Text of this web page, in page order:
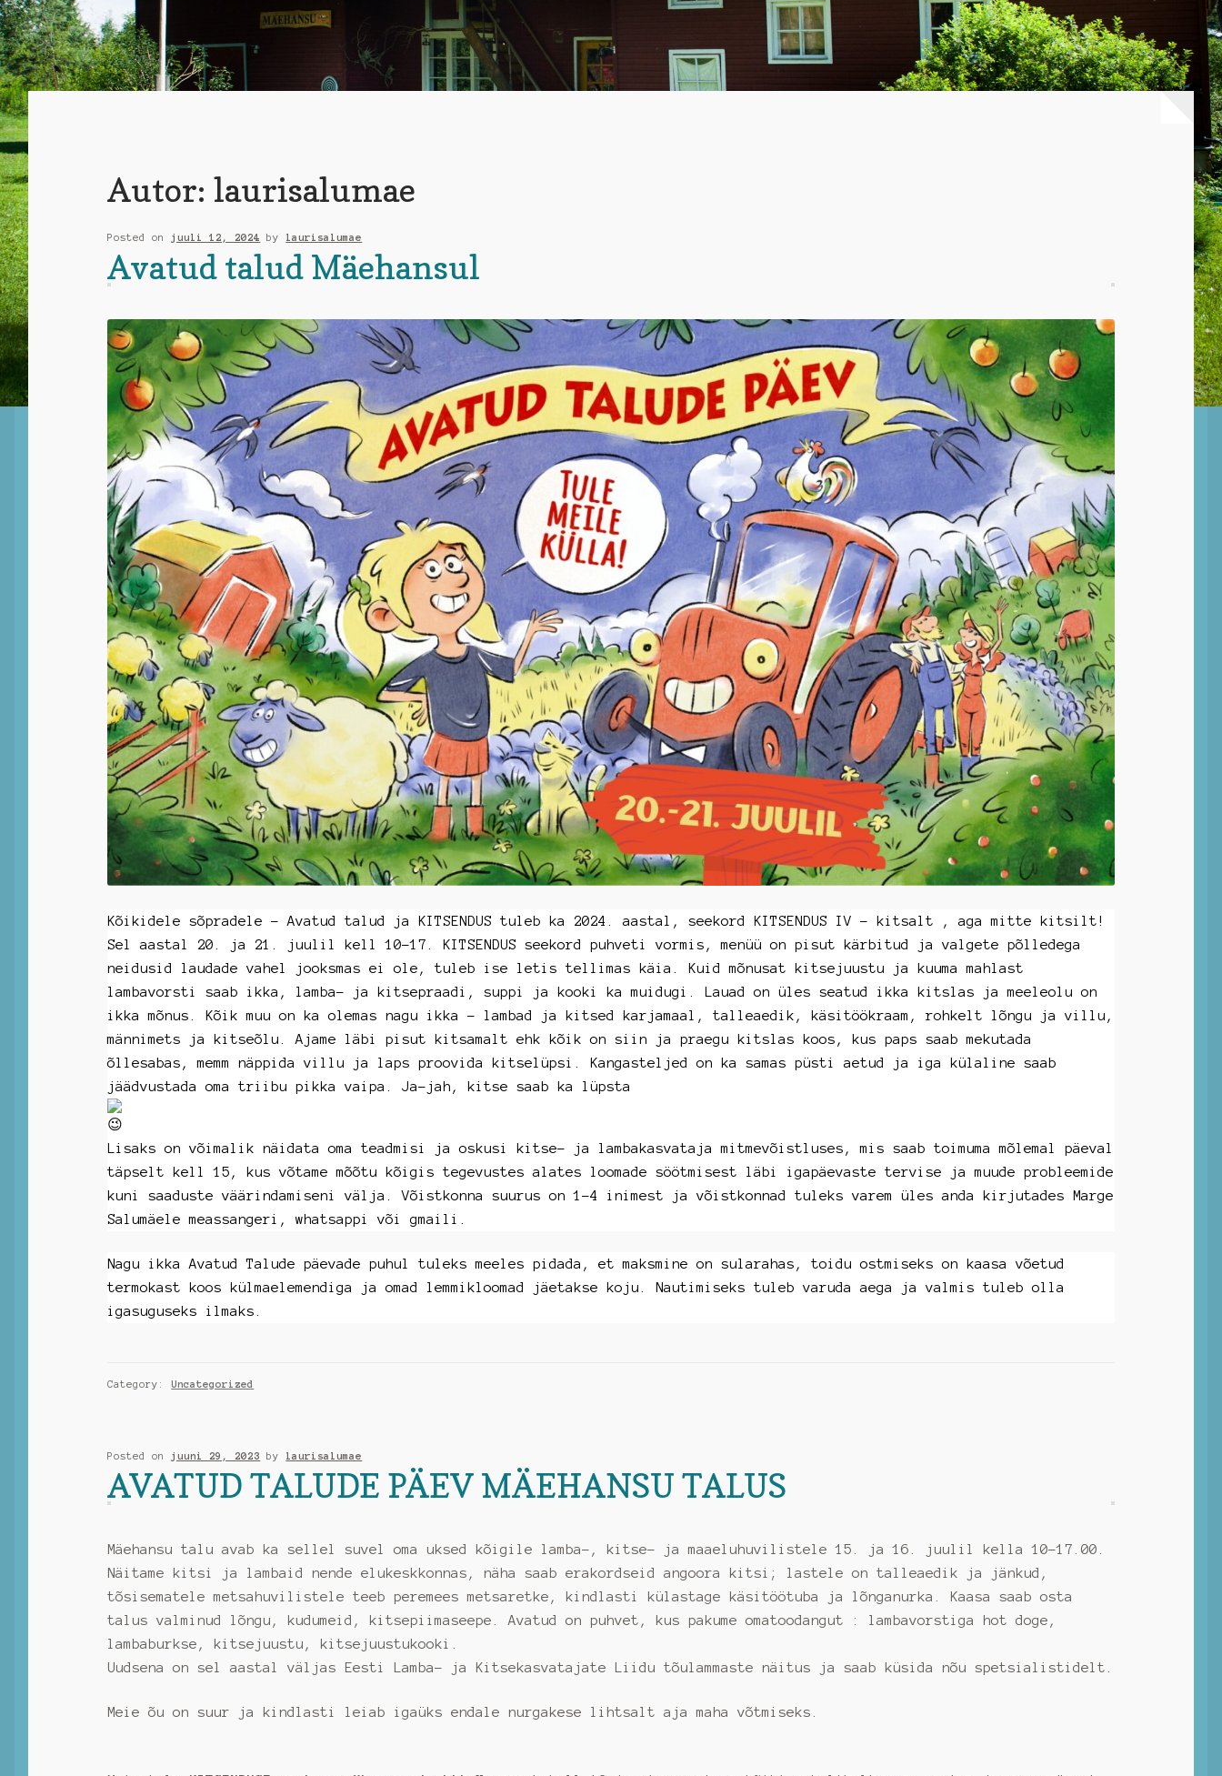
Autor:laurisalumae
Posted on juuli 12, 2024 by laurisalumae
Avatud talud Mäehansul
Kõikidele sõpradele – Avatud talud ja KITSENDUS tuleb ka 2024. aastal, seekord KITSENDUS IV – kitsalt , aga mitte kitsilt!
Sel aastal 20. ja 21. juulil kell 10-17. KITSENDUS seekord puhveti vormis, menüü on pisut kärbitud ja valgete põlledega
neidusid laudade vahel jooksmas ei ole, tuleb ise letis tellimas käia. Kuid mõnusat kitsejuustu ja kuuma mahlast
lambavorsti saab ikka, lamba- ja kitsepraadi, suppi ja kooki ka muidugi. Lauad on üles seatud ikka kitslas ja meeleolu on
ikka mõnus. Kõik muu on ka olemas nagu ikka – lambad ja kitsed karjamaal, talleaedik, käsitöökraam, rohkelt lõngu ja villu,
männimets ja kitseõlu. Ajame läbi pisut kitsamalt ehk kõik on siin ja praegu kitslas koos, kus paps saab mekutada
õllesabas, memm näppida villu ja laps proovida kitselüpsi. Kangasteljed on ka samas püsti aetud ja iga külaline saab
jäädvustada oma triibu pikka vaipa. Ja-jah, kitse saab ka lüpsta
Lisaks on võimalik näidata oma teadmisi ja oskusi kitse- ja lambakasvataja mitmevõistluses, mis saab toimuma mõlemal päeval
täpselt kell 15, kus võtame mõõtu kõigis tegevustes alates loomade söötmisest läbi igapäevaste tervise ja muude probleemide
kuni saaduste väärindamiseni välja. Võistkonna suurus on 1-4 inimest ja võistkonnad tuleks varem üles anda kirjutades Marge
Salumäele meassangeri, whatsappi või gmaili.
Nagu ikka Avatud Talude päevade puhul tuleks meeles pidada, et maksmine on sularahas, toidu ostmiseks on kaasa võetud
termokast koos külmaelemendiga ja omad lemmikloomad jäetakse koju. Nautimiseks tuleb varuda aega ja valmis tuleb olla
igasuguseks ilmaks.
Category:Uncategorized
Posted on juuni 29, 2023 by laurisalumae
AVATUD TALUDE PÄEV MÄEHANSU TALUS
Mäehansu talu avab ka sellel suvel oma uksed kõigile lamba-, kitse- ja maaeluhuvilistele 15. ja 16. juulil kella 10-17.00.
Näitame kitsi ja lambaid nende elukeskkonnas, näha saab erakordseid angoora kitsi; lastele on talleaedik ja jänkud,
tõsisematele metsahuvilistele teeb peremees metsaretke, kindlasti külastage käsitöötuba ja lõnganurka. Kaasa saab osta
talus valminud lõngu, kudumeid, kitsepiimaseepe. Avatud on puhvet, kus pakume omatoodangut : lambavorstiga hot doge,
lambaburkse, kitsejuustu, kitsejuustukooki.
Uudsena on sel aastal väljas Eesti Lamba- ja Kitsekasvatajate Liidu tõulammaste näitus ja saab küsida nõu spetsialistidelt.
Meie õu on suur ja kindlasti leiab igaüks endale nurgakese lihtsalt aja maha võtmiseks.